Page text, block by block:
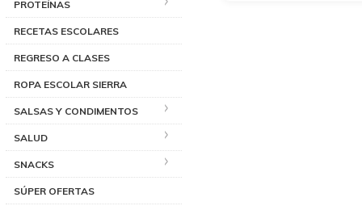
PROTEÍNAS
RECETAS ESCOLARES
REGRESO A CLASES
ROPA ESCOLAR SIERRA
SALSAS Y CONDIMENTOS
SALUD
SNACKS
SÚPER OFERTAS